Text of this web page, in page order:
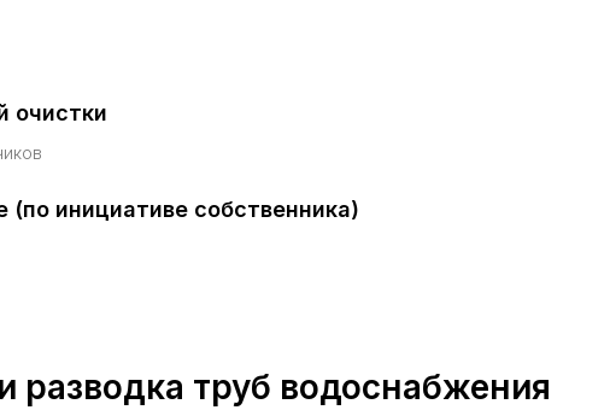
очистки
инициативе собственника)
разводка труб водоснабжения